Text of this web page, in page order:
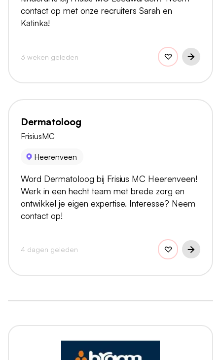
contact op met onze recruiters Sarah en
Katinka!
3 weken geleden
Dermatoloog
FrisiusMC
Heerenveen
Word Dermatoloog bij Frisius MC Heerenveen!
Werk in een hecht team met brede zorg en
ontwikkel je eigen expertise. Interesse? Neem
contact op!
4 dagen geleden